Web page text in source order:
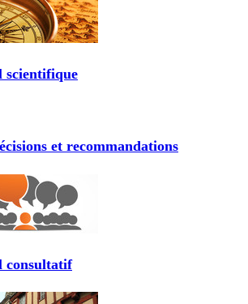
scientifique
et recommandations
consultatif